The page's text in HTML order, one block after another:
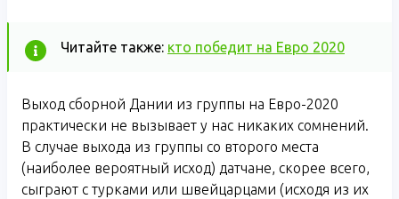
Читайте также: кто победит на Евро 2020
Выход сборной Дании из группы на Евро-2020
практически не вызывает у нас никаких сомнений.
В случае выхода из группы со второго места
(наиболее вероятный исход) датчане, скорее всего,
сыграют с турками или швейцарцами (исходя из их